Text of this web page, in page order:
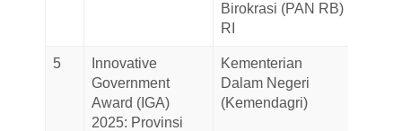
Birokrasi (PAN RB)
RI
5
Innovative
Government
Award (IGA)
2025: Provinsi
Kementerian
Dalam Negeri
(Kemendagri)